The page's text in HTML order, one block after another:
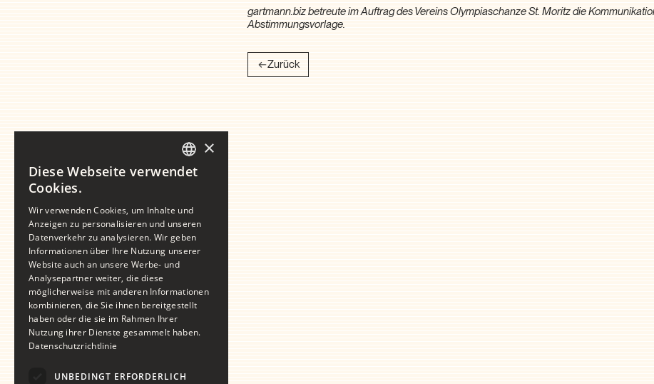
gartmann.biz betreute im Auftrag des Vereins Olympiaschanze St. Moritz die
Abstimmungsvorlage.
Zurück
GERMAN
×
Diese Webseite verwendet
Cookies.
Wir verwenden Cookies, um Inhalte und
Anzeigen zu personalisieren und unseren
Datenverkehr zu analysieren. Wir geben
Informationen über Ihre Nutzung unserer
Website auch an unsere Werbe- und
Analysepartner weiter, die diese
möglicherweise mit anderen Informationen
kombinieren, die Sie ihnen bereitgestellt
haben oder die sie im Rahmen Ihrer
Nutzung ihrer Dienste gesammelt haben.
Datenschutzrichtlinie
UNBEDINGT ERFORDERLICH